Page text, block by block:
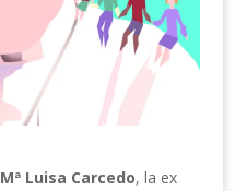
Mª Luisa Carcedo, la ex